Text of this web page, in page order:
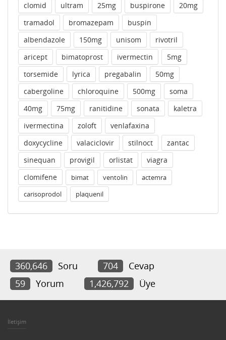
clomid
ultram 25mg buspirone
20mg
tramadol
bromazepam
buspin
albendazole
150mg unisom
rivotril
aricept
bimatoprost ivermectin
5mg
torsemide
lyrica pregabalin
50mg
cabergoline
chloroquine 500mg
soma
40mg
75mg ranitidine sonata
kaletra
ivermectina
zoloft
venlafaxina
doxycycline
valaciclovir stilnoct
zantac
sinequan
provigil orlistat
viagra
clomifene
bimat ventolin
actemra
carisoprodol
plaquenil
360,646 Soru 704
Cevap
59
Yorum 1,426,792 Üye
İletişim